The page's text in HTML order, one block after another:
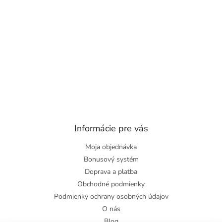
Informácie pre vás
Moja objednávka
Bonusový systém
Doprava a platba
Obchodné podmienky
Podmienky ochrany osobných údajov
O nás